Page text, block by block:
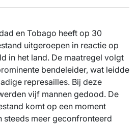
en Tobago heeft op 30
uitgeroepen in reactie op
in het land. De maatregel volgt
bendeleider, wat leidde
represailles. Bij deze
vijf mannen gedood. De
komt op een moment
steeds meer geconfronteerd